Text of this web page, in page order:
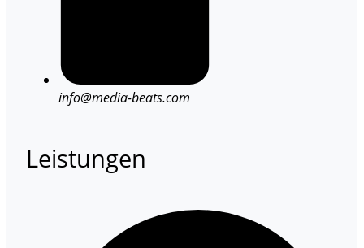
info@media-beats.com
Leistungen